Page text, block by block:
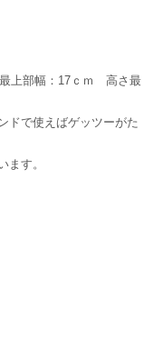
上部幅：17ｃｍ 高さ最
ドで使えばゲッツーがた
ます。